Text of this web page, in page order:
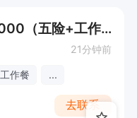
预结算商务经理8000-12000（五险+工作餐）
21分钟前
工作餐 ...
去联系